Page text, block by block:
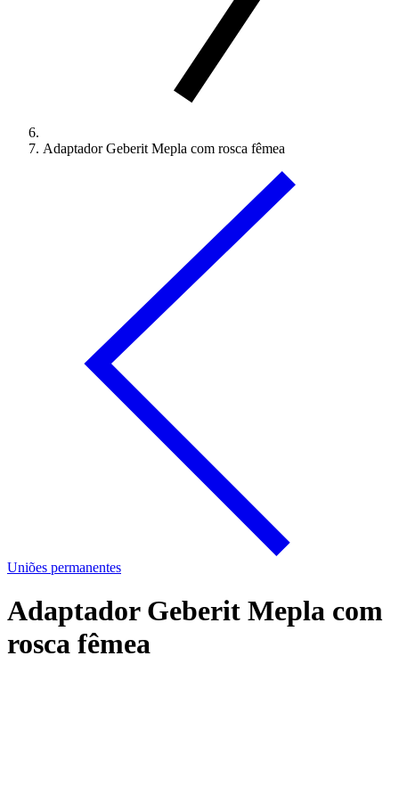
Adaptador Geberit Mepla com rosca fêmea
Uniões permanentes
Adaptador Geberit Mepla com
rosca fêmea